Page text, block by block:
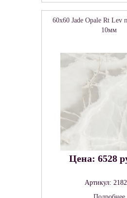
60x60 Jade Opale Rt Lev
10мм
Цена: 6528
Артикул: